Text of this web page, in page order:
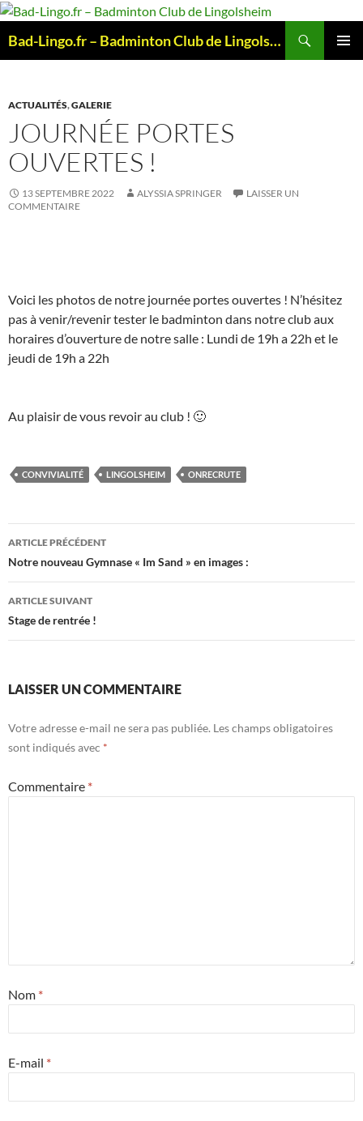
Aller
contenu
Bad-Lingo.fr – Badminton Club de Lingolsheim
ACTUALITÉS,GALERIE
JOURNÉE PORTES
OUVERTES !
13 SEPTEMBRE 2022 ALYSSIA SPRINGER
LAISSER UN
COMMENTAIRE
Voici les photos de notre journée portes ouvertes ! N’hésitez
pas à venir/revenir tester le badminton dans notre club aux
horaires d’ouverture de notre salle : Lundi de 19h a 22h et le
jeudi de 19h a 22h
Au plaisir de vous revoir au club ! 🙂
CONVIVIALITÉ LINGOLSHEIM ONRECRUTE
Navigation
des
articles
ARTICLE PRÉCÉDENT
Notre nouveau Gymnase « Im Sand » en images :
ARTICLE SUIVANT
Stage de rentrée !
LAISSER UN COMMENTAIRE
Votre adresse e-mail ne sera pas publiée. Les champs obligatoires
sont indiqués avec *
Commentaire *
Nom *
E-mail *